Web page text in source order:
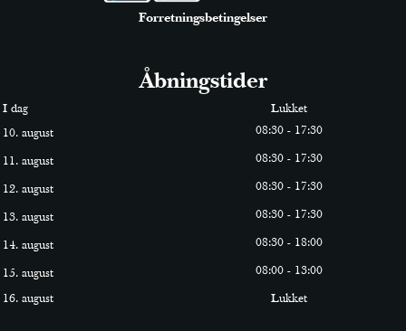
Forretningsbetingelser
Åbningstider
I dag
Lukket
10. august
08:30 - 17:30
11. august 08:30 - 17:30
12. august 08:30 - 17:30
13. august 08:30 - 17:30
14. august 08:30 - 18:00
15. august 08:00 - 13:00
16. august Lukket